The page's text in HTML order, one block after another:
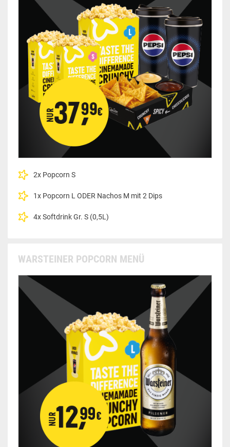
2x Popcorn S
1x Popcorn L ODER Nachos M mit 2 Dips
4x Softdrink Gr. S (0,5L)
WARSTEINER POPCORN MENÜ